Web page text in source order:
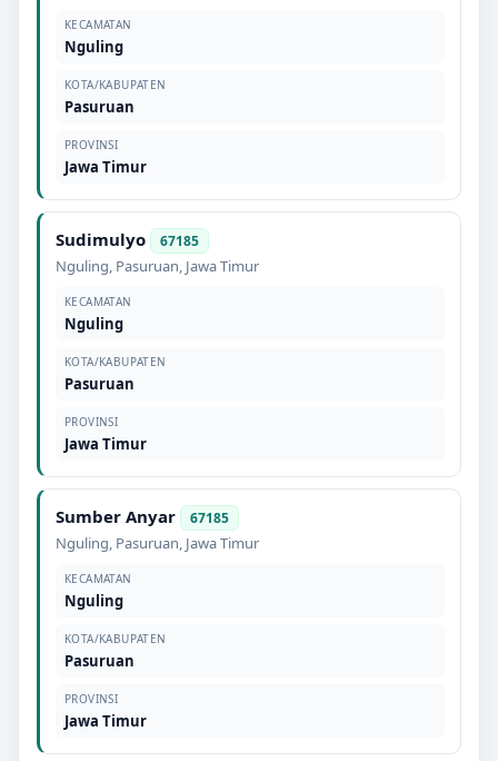
KECAMATAN
Nguling
KOTA/KABUPATEN
Pasuruan
PROVINSI
Jawa Timur
Sudimulyo 67185
Nguling, Pasuruan, Jawa Timur
KECAMATAN
Nguling
KOTA/KABUPATEN
Pasuruan
PROVINSI
Jawa Timur
Sumber Anyar 67185
Nguling, Pasuruan, Jawa Timur
KECAMATAN
Nguling
KOTA/KABUPATEN
Pasuruan
PROVINSI
Jawa Timur